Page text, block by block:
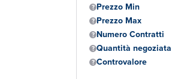
Prezzo Min
Prezzo Max
Numero Contratti
Quantità negoziata
Controvalore